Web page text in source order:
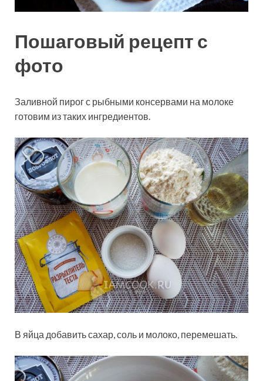
Пошаговый рецепт с
фото
Заливной пирог с рыбными консервами на молоке
готовим из таких ингредиентов.
В яйца добавить сахар, соль и молоко, перемешать.